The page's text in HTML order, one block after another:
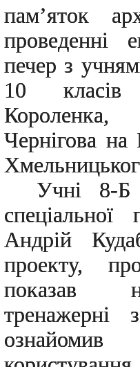
пам’яток
проведенні
печер з
10 класів
Чернігова на
Учні 8-Б
спеціальної
Андрій
проекту,
показав
тренажерні